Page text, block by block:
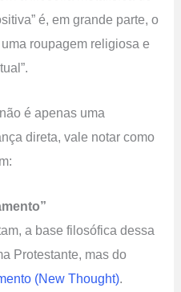
é, em grande parte, o
roupagem religiosa e
é apenas uma
direta, vale notar como
a base filosófica dessa
Protestante, mas do
(New Thought).